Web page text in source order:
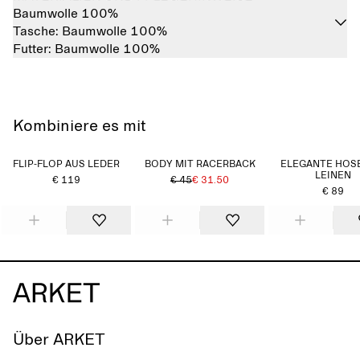
Baumwolle 100%
Tasche: Baumwolle 100%
Futter: Baumwolle 100%
Kombiniere es mit
FLIP-FLOP AUS LEDER
€ 119
BODY MIT RACERBACK
€ 45€ 31.50
ELEGANTE
LEINEN
€ 89
Über ARKET